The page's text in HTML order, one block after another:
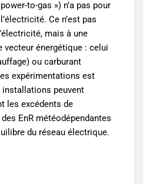
to-gas ») n’a pas pour
Ce n’est pas
mais à une
vecteur énergétique : celui
ou carburant
expérimentations est
peuvent
les excédents de
EnR météodépendantes
du réseau électrique.